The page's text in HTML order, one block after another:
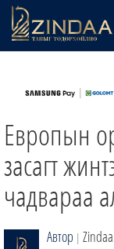
ТВ8
ӨГЛӨӨНИЙ СОНИН
АУДИО ЗОХИОЛ
Европын
засагт
чадвараа
Автор |